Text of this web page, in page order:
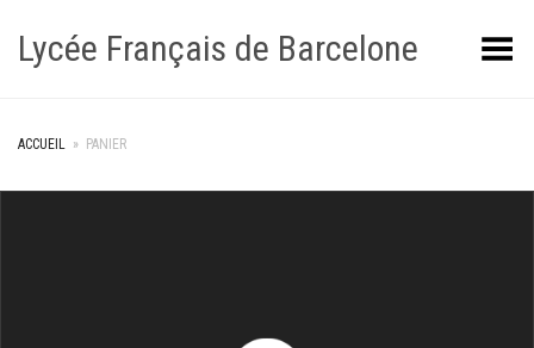
Lycée Français de Barcelone Toggle Menu
ACCUEIL » PANIER